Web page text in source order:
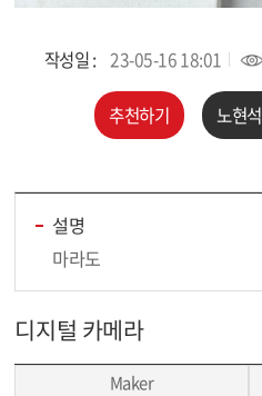
작성일 : 23-05-16 18:01
추천하기 노현석
설명
마라도
디지털 카메라
Maker